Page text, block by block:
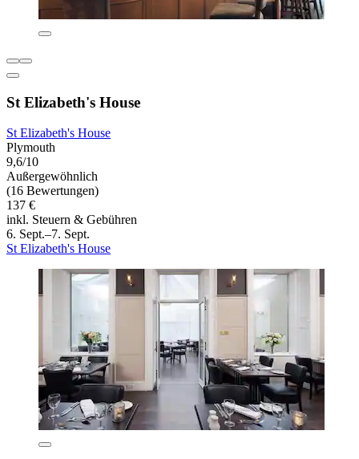
St Elizabeth's House
St Elizabeth's House
Plymouth
9,6/10
Außergewöhnlich
(16 Bewertungen)
137 €
inkl. Steuern & Gebühren
6. Sept.–7. Sept.
St Elizabeth's House